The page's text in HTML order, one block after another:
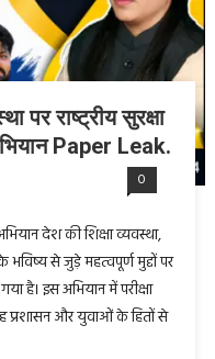
पर राष्ट्रीय सुरक्षा
Paper Leak.
0
देश की शिक्षा व्यवस्था,
भविष्य से जुड़े महत्वपूर्ण मुद्दों पर
है। इस अभियान में परीक्षा
प्रशासन और युवाओं के हितों से